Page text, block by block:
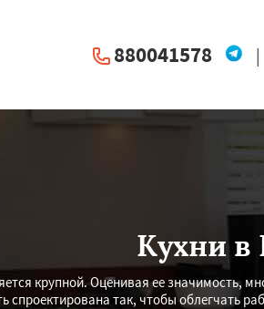
880041578 |
Кухни
крупной. Оценивая ее значимость,
спроектирована так, чтобы облегчать